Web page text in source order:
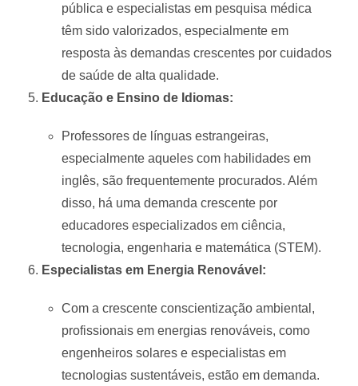
pública e especialistas em pesquisa médica
têm sido valorizados, especialmente em
resposta às demandas crescentes por cuidados
de saúde de alta qualidade.
Educação e Ensino de Idiomas:
Professores de línguas estrangeiras,
especialmente aqueles com habilidades em
inglês, são frequentemente procurados. Além
disso, há uma demanda crescente por
educadores especializados em ciência,
tecnologia, engenharia e matemática (STEM).
Especialistas em Energia Renovável:
Com a crescente conscientização ambiental,
profissionais em energias renováveis, como
engenheiros solares e especialistas em
tecnologias sustentáveis, estão em demanda.